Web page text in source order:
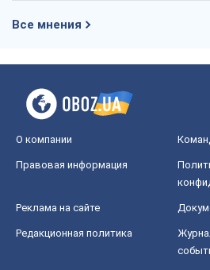
Все мнения
О компании
Правовая информация
Реклама на сайте
Редакционная политика